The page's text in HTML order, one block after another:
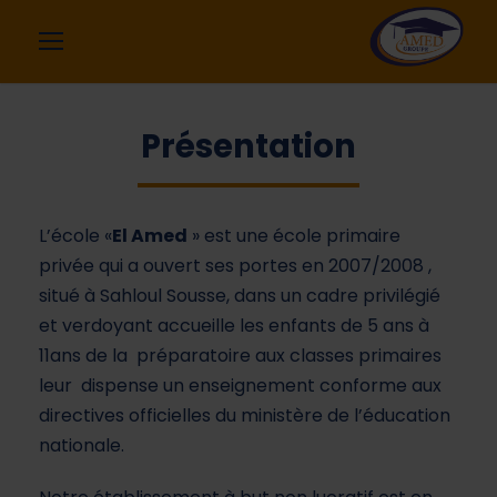
Présentation
L’école «El Amed » est une école primaire
privée qui a ouvert ses portes en 2007/2008 ,
situé à Sahloul Sousse, dans un cadre privilégié
et verdoyant accueille les enfants de 5 ans à
11ans de la préparatoire aux classes primaires
leur dispense un enseignement conforme aux
directives officielles du ministère de l’éducation
nationale.